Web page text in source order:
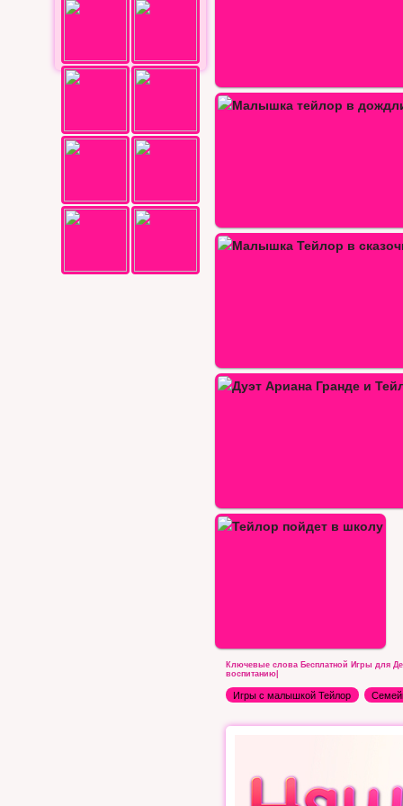
Новая прическа для
Тейлор хочет
Малышка Тейлор в прачечной
Ключевые слова Бесплатной Игры для
воспитанию|
Игры с малышкой Тейлор